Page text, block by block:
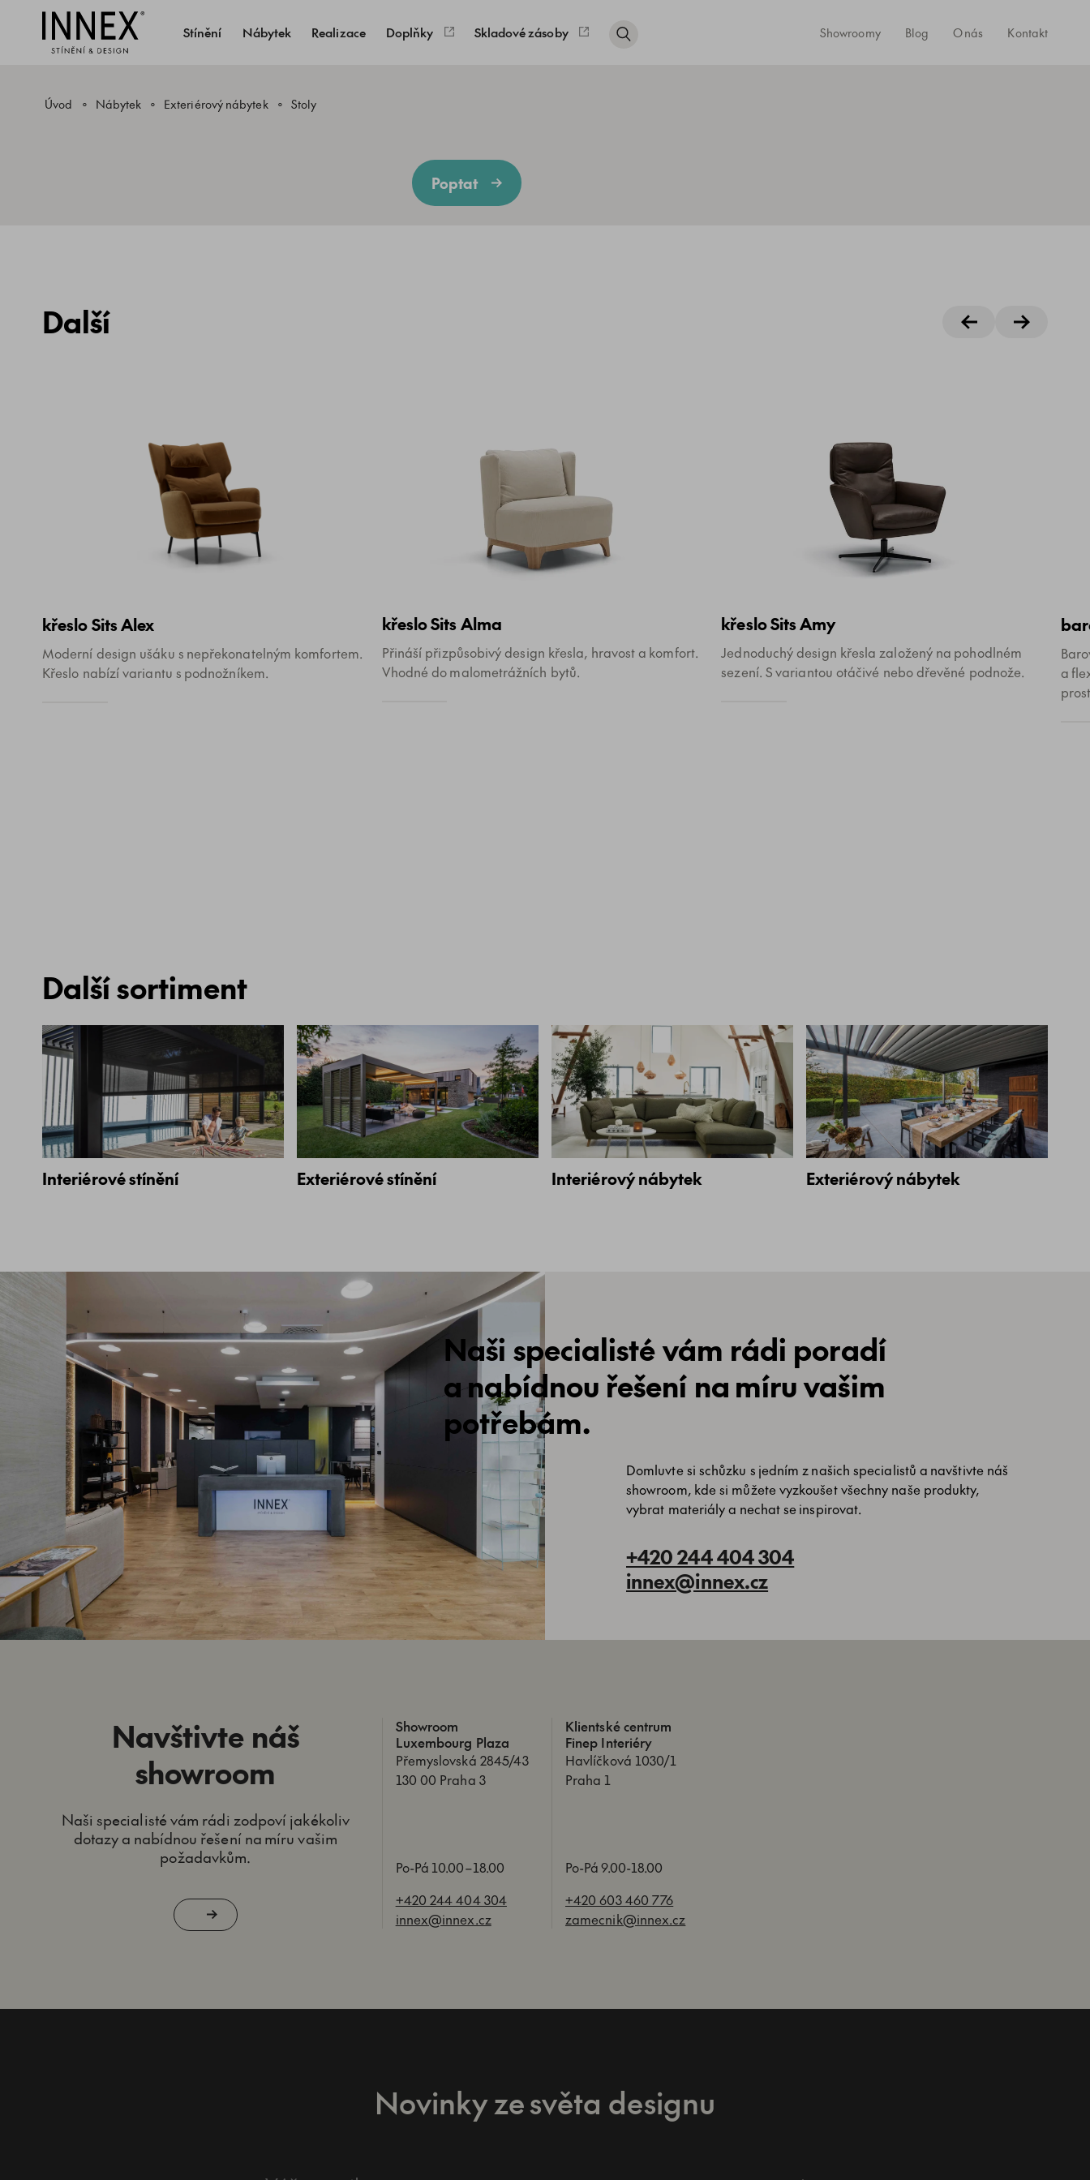
Stínění Nábytek Realizace Doplňky Skladové zásoby Showroomy Blog O nás Kontakt
Úvod Nábytek Exteriérový nábytek Stoly
Poptat
Další
křeslo Sits Alex
Moderní design ušáku s nepřekonatelným komfortem.
Křeslo nabízí variantu s podnožníkem.
křeslo Sits Alma
Přináší přizpůsobivý design křesla, hravost a komfort.
Vhodné do malometrážních bytů.
křeslo Sits Amy
Jednoduchý design křesla založený na pohodlném
sezení. S variantou otáčivé nebo dřevěné podnože.
a
Další sortiment
Interiérové stínění Exteriérové stínění Interiérový nábytek Exteriérový nábytek
Naši specialisté vám rádi poradí
a nabídnou řešení na míru vašim
potřebám.
Domluvte si schůzku s jedním z našich specialistů a navštivte náš
showroom, kde si můžete vyzkoušet všechny naše produkty,
vybrat materiály a nechat se inspirovat.
+420 244 404 304
innex@innex.cz
Navštivte náš
showroom
Naši specialisté vám rádi zodpoví jakékoliv
dotazy a nabídnou řešení na míru vašim
požadavkům.
Showroom
Luxembourg Plaza
Přemyslovská 2845/43
130 00 Praha 3
Po-Pá 10.00–18.00
+420 244 404 304
innex@innex.cz
Klientské centrum
Finep Interiéry
Havlíčková 1030/1
Praha 1
Po-Pá 9.00-18.00
+420 603 460 776
zamecnik@innex.cz
Novinky ze světa designu